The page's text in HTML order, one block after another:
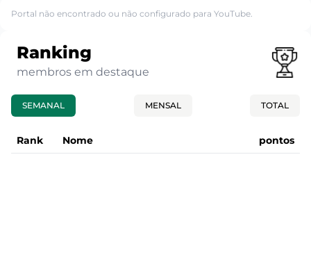
Portal não encontrado ou não configurado para YouTube.
Ranking
membros em destaque
SEMANAL MENSAL TOTAL
Rank Nome pontos